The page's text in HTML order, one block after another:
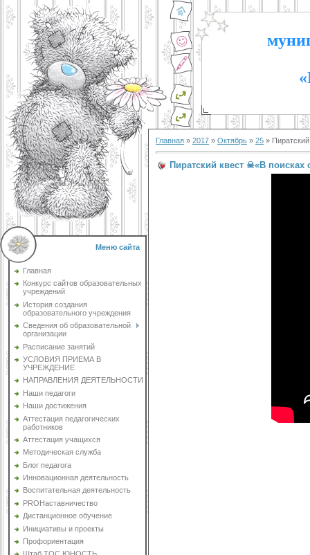
Меню сайта
Главная
Конкурс сайтов образовательных
учреждений
История создания
образовательного учреждения
Сведения об образовательной
организации
Расписание занятий
УСЛОВИЯ ПРИЕМА В
УЧРЕЖДЕНИЕ
НАПРАВЛЕНИЯ ДЕЯТЕЛЬНОСТИ
Наши педагоги
Наши достижения
Аттестация педагогических
работников
Аттестация учащихся
Методическая служба
Блог педагога
Инновационная деятельность
Воспитательная деятельность
PROНаставничество
Дистанционное обучение
Инициативы и проекты
Профориентация
Главная » 2017 » Октябрь » 25 »
Пиратский квест ☠«В